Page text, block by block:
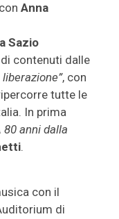
Anna
Sazio
contenuti dalle
liberazione”, con
tutte le
In prima
80 anni dalla
.
con il
di